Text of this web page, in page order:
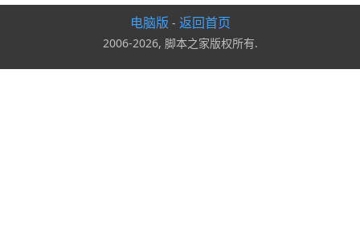
电脑版 - 返回首页
2006-2026, 脚本之家版权所有.